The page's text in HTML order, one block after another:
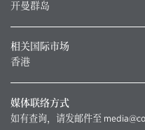
开曼群岛
相关国际市场
香港
媒体联络方式
如有查询，请发邮件至